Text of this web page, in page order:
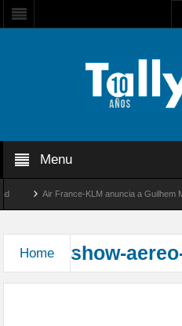
Menu
Air France-KLM anuncia a Guilhem
Home show-